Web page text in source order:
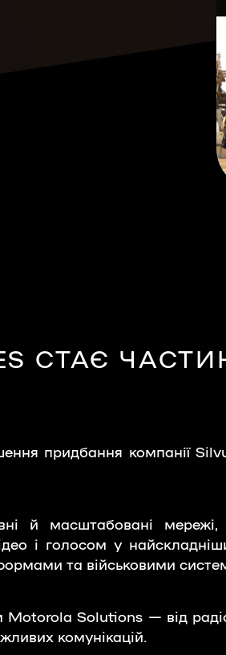
СТАЄ
придбання компанії
й масштабовані
і голосом у
та військовими
Solutions — від
комунікацій.